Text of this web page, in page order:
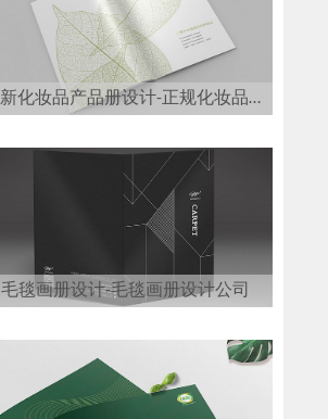
最新化妆品产品册设计-正规化妆品画册设计公司
毛毯画册设计-毛毯画册设计公司